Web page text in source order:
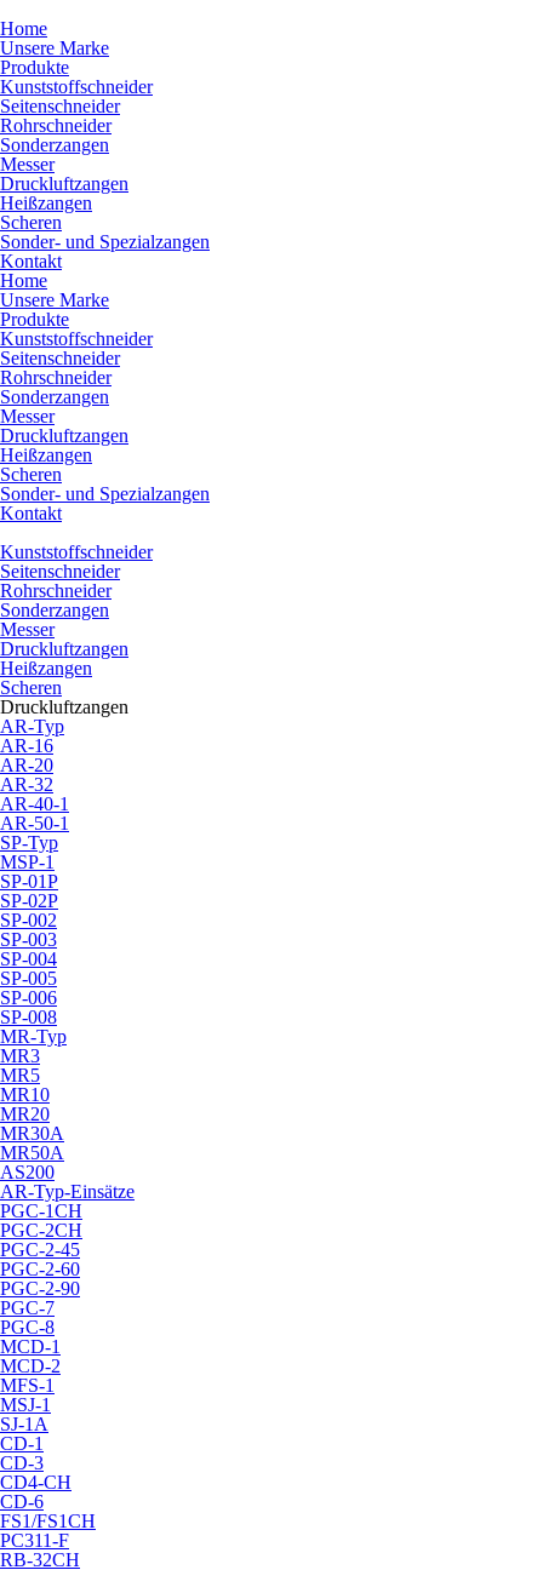
Home
Unsere Marke
Produkte
Kunststoffschneider
Seitenschneider
Rohrschneider
Sonderzangen
Messer
Druckluftzangen
Heißzangen
Scheren
Sonder- und Spezialzangen
Kontakt
Home
Unsere Marke
Produkte
Kunststoffschneider
Seitenschneider
Rohrschneider
Sonderzangen
Messer
Druckluftzangen
Heißzangen
Scheren
Sonder- und Spezialzangen
Kontakt
Kunststoffschneider
Seitenschneider
Rohrschneider
Sonderzangen
Messer
Druckluftzangen
Heißzangen
Scheren
Druckluftzangen
AR-Typ
AR-16
AR-20
AR-32
AR-40-1
AR-50-1
SP-Typ
MSP-1
SP-01P
SP-02P
SP-002
SP-003
SP-004
SP-005
SP-006
SP-008
MR-Typ
MR3
MR5
MR10
MR20
MR30A
MR50A
AS200
AR-Typ-Einsätze
PGC-1CH
PGC-2CH
PGC-2-45
PGC-2-60
PGC-2-90
PGC-7
PGC-8
MCD-1
MCD-2
MFS-1
MSJ-1
SJ-1A
CD-1
CD-3
CD4-CH
CD-6
FS1/FS1CH
PC311-F
RB-32CH